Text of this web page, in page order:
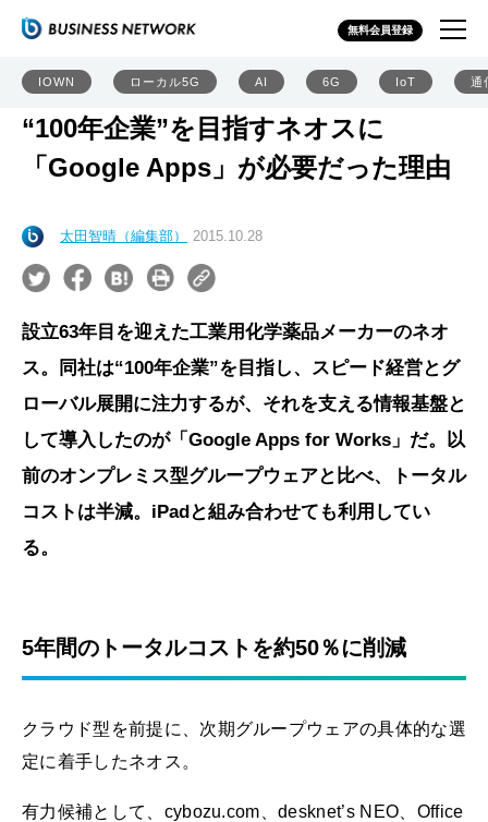
無料会員登録
IOWN ローカル5G AI 6G IoT 通
“100年企業”を目指すネオスに
「Google Apps」が必要だった理由
太田智晴（編集部） 2015.10.28
設立63年目を迎えた工業用化学薬品メーカーのネオ
ス。同社は“100年企業”を目指し、スピード経営とグ
ローバル展開に注力するが、それを支える情報基盤と
して導入したのが「Google Apps for Works」だ。以
前のオンプレミス型グループウェアと比べ、トータル
コストは半減。iPadと組み合わせても利用してい
る。
5年間のトータルコストを約50％に削減
クラウド型を前提に、次期グループウェアの具体的な選
定に着手したネオス。
有力候補として、cybozu.com、desknet’s NEO、Office